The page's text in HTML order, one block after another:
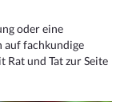
oder eine
auf fachkundige
und Tat zur Seite